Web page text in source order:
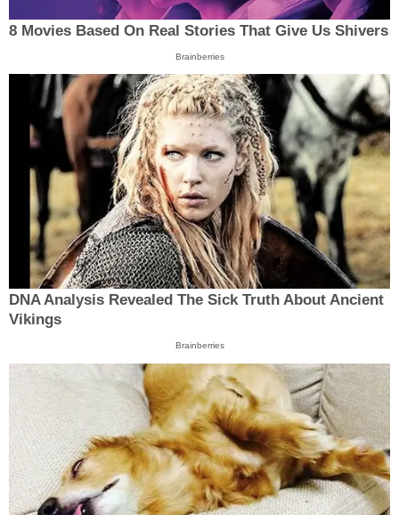
8 Movies Based On Real Stories That Give Us Shivers
Brainberries
DNA Analysis Revealed The Sick Truth About Ancient
Vikings
Brainberries